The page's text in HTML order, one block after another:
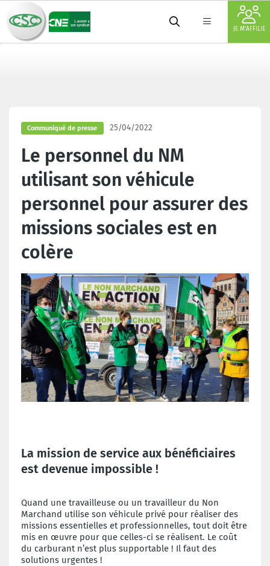
JE M'AFFILIE
Communiqué de presse 25/04/2022
Le personnel du NM
utilisant son véhicule
personnel pour assurer des
missions sociales est en
colère
La mission de service aux bénéficiaires
est devenue impossible !
Quand une travailleuse ou un travailleur du Non
Marchand utilise son véhicule privé pour réaliser des
missions essentielles et professionnelles, tout doit être
mis en œuvre pour que celles-ci se réalisent. Le coût
du carburant n’est plus supportable ! Il faut des
solutions urgentes !